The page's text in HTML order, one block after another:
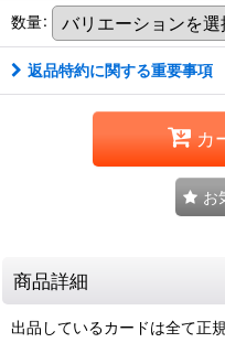
数量:
返品特約に関する重要事項
カ
お
商品詳細
出品しているカードは全て正規